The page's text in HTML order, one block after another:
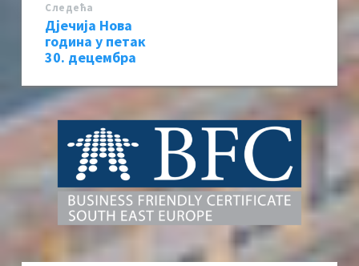
Следећa
Дјечија Нова
година у петак
30. децембра